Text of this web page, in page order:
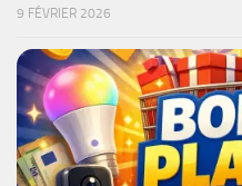
9 FÉVRIER 2026